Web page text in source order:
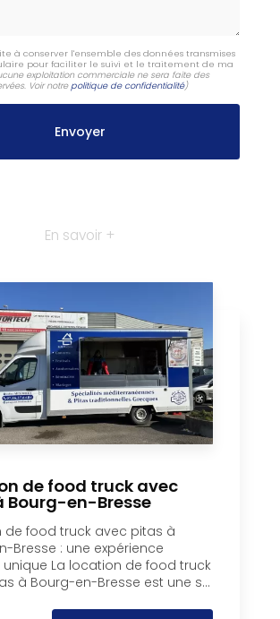
à conserver l'ensemble des données transmises
pour faciliter le suivi et le traitement de ma
exploitation commerciale ne sera faite des
Voir notre politique de confidentialité)
En savoir +
de food truck avec
Bourg-en-Bresse
de food truck avec pitas à
Bresse : une expérience
unique La location de food truck
à Bourg-en-Bresse est une s...